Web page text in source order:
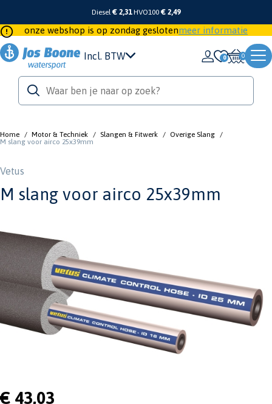
Diesel€ 2,31 HVO100 € 2,49
onze webshop is op zondag geslotenmeer informatie
Incl. BTW 0
Home / Motor & Techniek / Slangen & Fitwerk / Overige Slang /
M slang voor airco 25x39mm
Vetus
M slang voor airco 25x39mm
€ 43,03